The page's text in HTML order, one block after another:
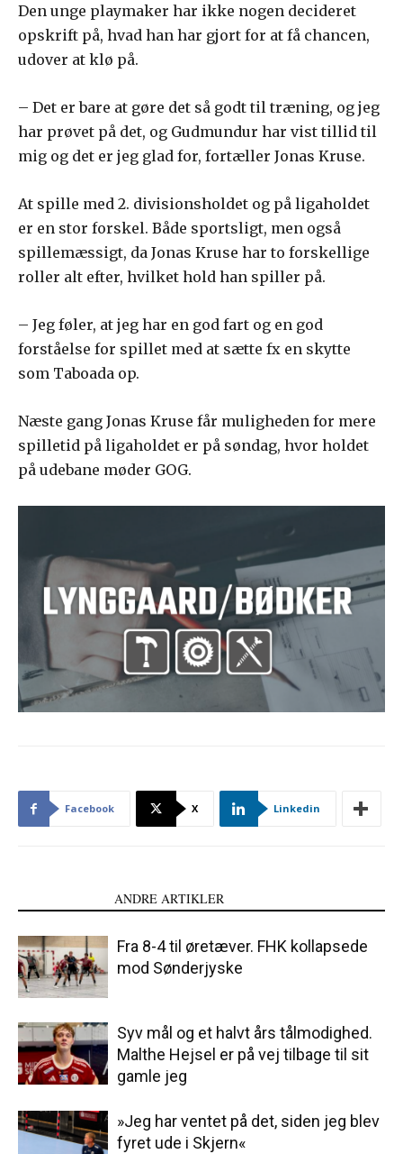
Den unge playmaker har ikke nogen decideret
opskrift på, hvad han har gjort for at få chancen,
udover at klø på.
– Det er bare at gøre det så godt til træning, og jeg
har prøvet på det, og Gudmundur har vist tillid til
mig og det er jeg glad for, fortæller Jonas Kruse.
At spille med 2. divisionsholdet og på ligaholdet
er en stor forskel. Både sportsligt, men også
spillemæssigt, da Jonas Kruse har to forskellige
roller alt efter, hvilket hold han spiller på.
– Jeg føler, at jeg har en god fart og en god
forståelse for spillet med at sætte fx en skytte
som Taboada op.
Næste gang Jonas Kruse får muligheden for mere
spilletid på ligaholdet er på søndag, hvor holdet
på udebane møder GOG.
Facebook X Linkedin
ANDRE ARTIKLER
Fra 8-4 til øretæver. FHK kollapsede
mod Sønderjyske
Syv mål og et halvt års tålmodighed.
Malthe Hejsel er på vej tilbage til sit
gamle jeg
»Jeg har ventet på det, siden jeg blev
fyret ude i Skjern«